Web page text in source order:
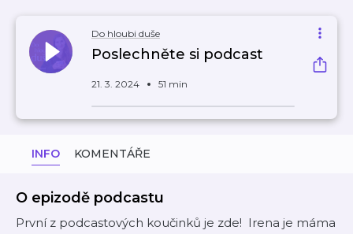
Do hloubi duše
Poslechněte si podcast
21. 3. 2024 51 min
INFO KOMENTÁŘE
O epizodě podcastu
První z podcastových koučinků je zde! Irena je máma